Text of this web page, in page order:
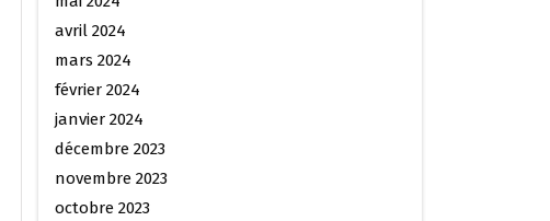
avril 2024
mars 2024
février 2024
janvier 2024
décembre 2023
novembre 2023
octobre 2023